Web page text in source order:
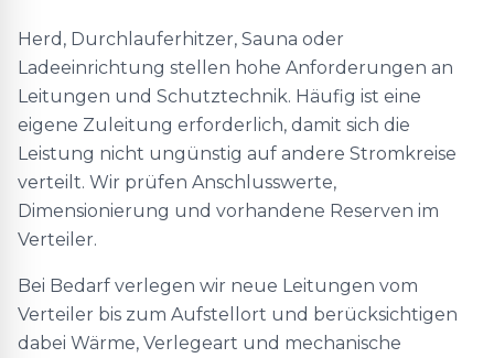
Herd, Durchlauferhitzer, Sauna oder
Ladeeinrichtung stellen hohe Anforderungen an
Leitungen und Schutztechnik. Häufig ist eine
eigene Zuleitung erforderlich, damit sich die
Leistung nicht ungünstig auf andere Stromkreise
verteilt. Wir prüfen Anschlusswerte,
Dimensionierung und vorhandene Reserven im
Verteiler.
Bei Bedarf verlegen wir neue Leitungen vom
Verteiler bis zum Aufstellort und berücksichtigen
dabei Wärme, Verlegeart und mechanische